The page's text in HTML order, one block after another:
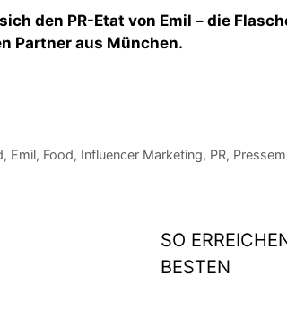
den PR-Etat von Emil – die
Partner aus München.
, Emil, Food, Influencer Marketing, PR,
SO
BESTEN